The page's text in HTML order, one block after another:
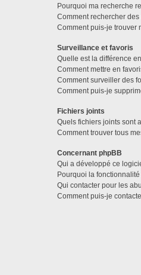
Pourquoi ma recherche
Comment rechercher des
Comment puis-je trouver
Surveillance et favoris
Quelle est la différence
Comment mettre en
Comment surveiller des
Comment puis-je
Fichiers joints
Quels fichiers joints sont
Comment trouver tous
Concernant phpBB
Qui a développé ce
Pourquoi la
Qui contacter pour les
Comment puis-je